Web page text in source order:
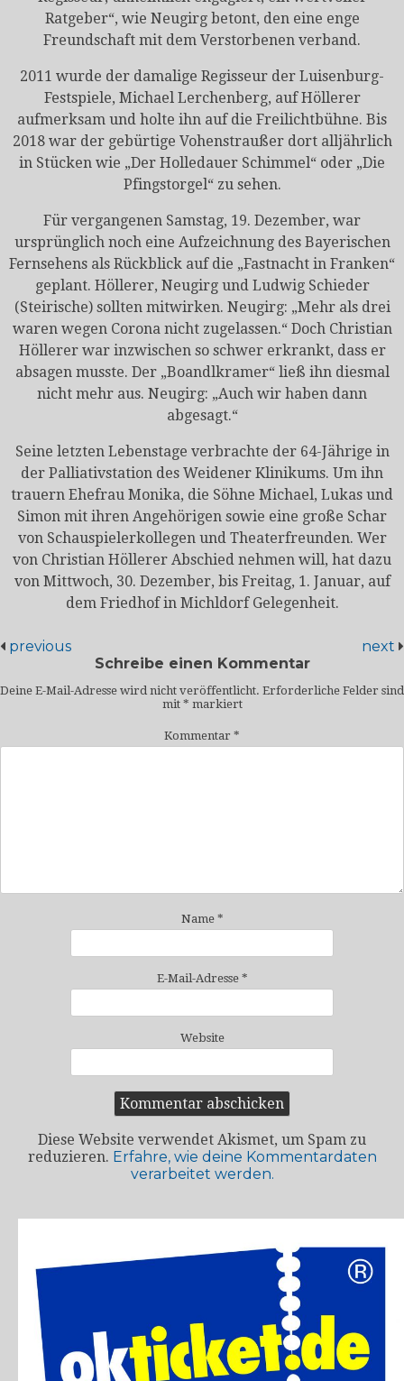
Ratgeber“, wie Neugirg betont, den eine enge
Freundschaft mit dem Verstorbenen verband.
2011 wurde der damalige Regisseur der Luisenburg-
Festspiele, Michael Lerchenberg, auf Höllerer
aufmerksam und holte ihn auf die Freilichtbühne. Bis
2018 war der gebürtige Vohenstraußer dort alljährlich
in Stücken wie „Der Holledauer Schimmel“ oder „Die
Pfingstorgel“ zu sehen.
Für vergangenen Samstag, 19. Dezember, war
ursprünglich noch eine Aufzeichnung des Bayerischen
Fernsehens als Rückblick auf die „Fastnacht in Franken“
geplant. Höllerer, Neugirg und Ludwig Schieder
(Steirische) sollten mitwirken. Neugirg: „Mehr als drei
waren wegen Corona nicht zugelassen.“ Doch Christian
Höllerer war inzwischen so schwer erkrankt, dass er
absagen musste. Der „Boandlkramer“ ließ ihn diesmal
nicht mehr aus. Neugirg: „Auch wir haben dann
abgesagt.“
Seine letzten Lebenstage verbrachte der 64-Jährige in
der Palliativstation des Weidener Klinikums. Um ihn
trauern Ehefrau Monika, die Söhne Michael, Lukas und
Simon mit ihren Angehörigen sowie eine große Schar
von Schauspielerkollegen und Theaterfreunden. Wer
von Christian Höllerer Abschied nehmen will, hat dazu
von Mittwoch, 30. Dezember, bis Freitag, 1. Januar, auf
dem Friedhof in Michldorf Gelegenheit.
previous
next
Schreibe einen Kommentar
Deine E-Mail-Adresse wird nicht veröffentlicht. Erforderliche Felder sind
mit * markiert
Kommentar *
Name *
E-Mail-Adresse *
Website
Diese Website verwendet Akismet, um Spam zu
reduzieren. Erfahre, wie deine Kommentardaten
verarbeitet werden.